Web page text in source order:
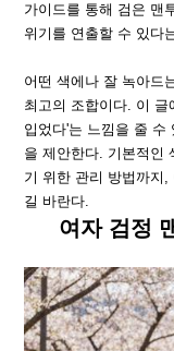
가이드를 통해 검은 맨
위기를 연출할 수 있다
어떤 색에나 잘 녹아드
최고의 조합이다. 이
입었다'는 느낌을 줄 수
을 제안한다. 기본적인
기 위한 관리 방법까지
길 바란다.
여자 검정